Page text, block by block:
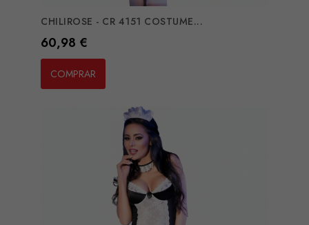
CHILIROSE - CR 4151 COSTUME...
Preço
60,98 €
COMPRAR